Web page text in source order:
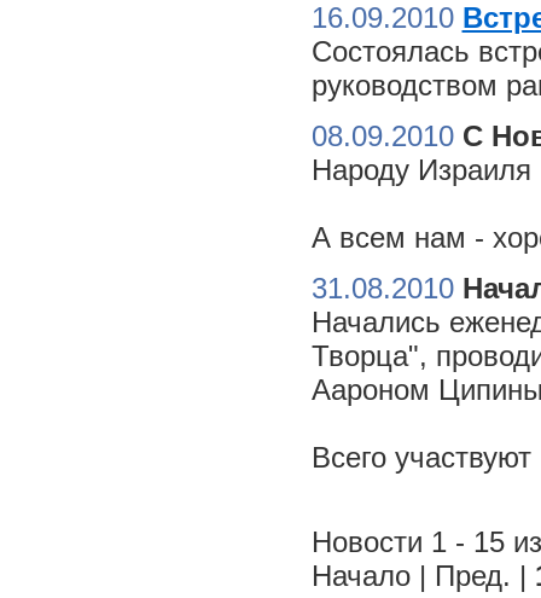
16.09.2010
Состоялась
руководством
08.09.2010 С
Народу Израиля
А всем нам -
31.08.2010
Начались
Творца",
Аароном
Всего
Новости 1 - 15
Начало | Пред. |